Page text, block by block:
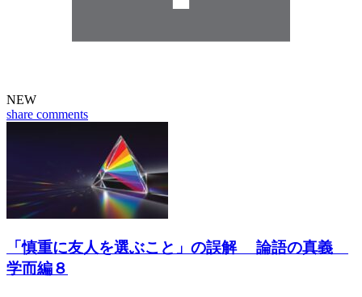
NEW
share comments
「慎重に友人を選ぶこと」の誤解 論語の真義
学而編８